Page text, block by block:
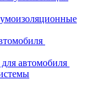
автомобиля